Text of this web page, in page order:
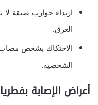
ارتداء جوارب ضيقة لا
العرق.
الاحتكاك بشخص مصاب
الشخصية.
أعراض الإصابة